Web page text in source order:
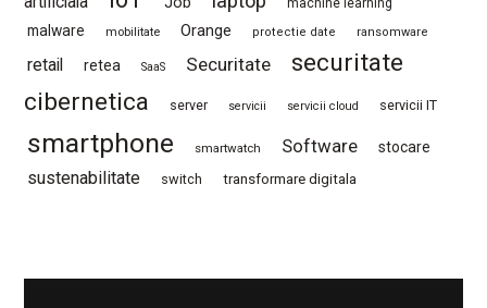
malware mobilitate Orange protectie date ransomware
retail retea SaaS Securitate
securitate
cibernetica
server servicii servicii cloud servicii IT
smartphone smartwatch Software stocare
sustenabilitate switch transformare digitala